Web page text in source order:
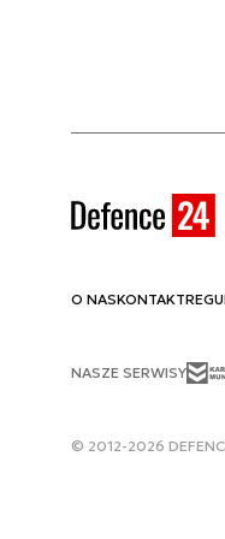
O NASKONTAKT
NASZE SERWISY
© 2012-2026